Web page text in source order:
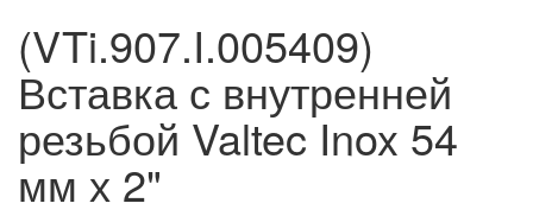
(VTi.907.I.005409)
Вставка с внутренней
резьбой Valtec Inox 54
мм х 2"